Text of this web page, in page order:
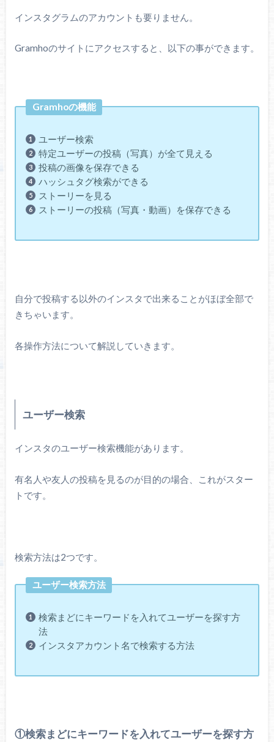
インスタグラムのアカウントも要りません。
Gramhoのサイトにアクセスすると、以下の事ができます。
Gramhoの機能
ユーザー検索
特定ユーザーの投稿（写真）が全て見える
投稿の画像を保存できる
ハッシュタグ検索ができる
ストーリーを見る
ストーリーの投稿（写真・動画）を保存できる
自分で投稿する以外のインスタで出来ることがほぼ全部で
きちゃいます。
各操作方法について解説していきます。
ユーザー検索
インスタのユーザー検索機能があります。
有名人や友人の投稿を見るのが目的の場合、これがスター
トです。
検索方法は2つです。
ユーザー検索方法
検索まどにキーワードを入れてユーザーを探す方
法
インスタアカウント名で検索する方法
①検索まどにキーワードを入れてユーザーを探す方